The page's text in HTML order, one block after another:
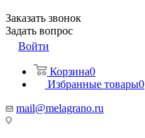
Заказать звонок
Задать вопрос
Войти
Корзина0
Избранные товары0
mail@melagrano.ru